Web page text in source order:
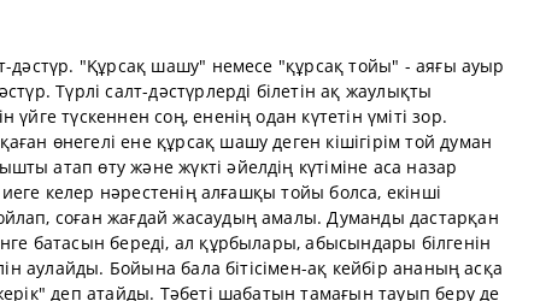
дәстүр. "Құрсақ шашу" немесе "құрсақ тойы" - аяғы ауыр
Түрлі салт-дәстүрлерді білетін ақ жаулықты
түскеннен соң, ененің одан күтетін үміті зор.
өнегелі ене құрсақ шашу деген кішігірім той думан
атап өту және жүкті әйелдің күтіміне аса назар
келер нәрестенің алғашқы тойы болса, екінші
соған жағдай жасаудың амалы. Думанды дастарқан
батасын береді, ал құрбылары, абысындары білгенін
аулайды. Бойына бала бітісімен-ақ кейбір ананың асқа
деп атайды. Тәбеті шабатын тамағын тауып беру де